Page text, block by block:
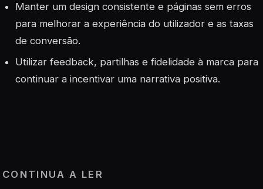
Manter um design consistente e páginas sem erros
para melhorar a experiência do utilizador e as taxas
de conversão.
Utilizar feedback, partilhas e fidelidade à marca para
continuar a incentivar uma narrativa positiva.
CONTINUA A LER